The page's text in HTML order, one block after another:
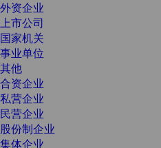
外资企业
上市公司
国家机关
事业单位
其他
合资企业
私营企业
民营企业
股份制企业
集体企业